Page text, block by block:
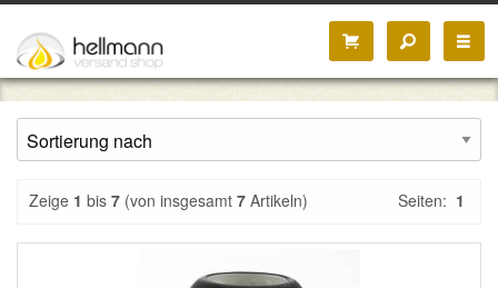
Zeige 1 bis 7 (von insgesamt 7 Artikeln) Seiten: 1